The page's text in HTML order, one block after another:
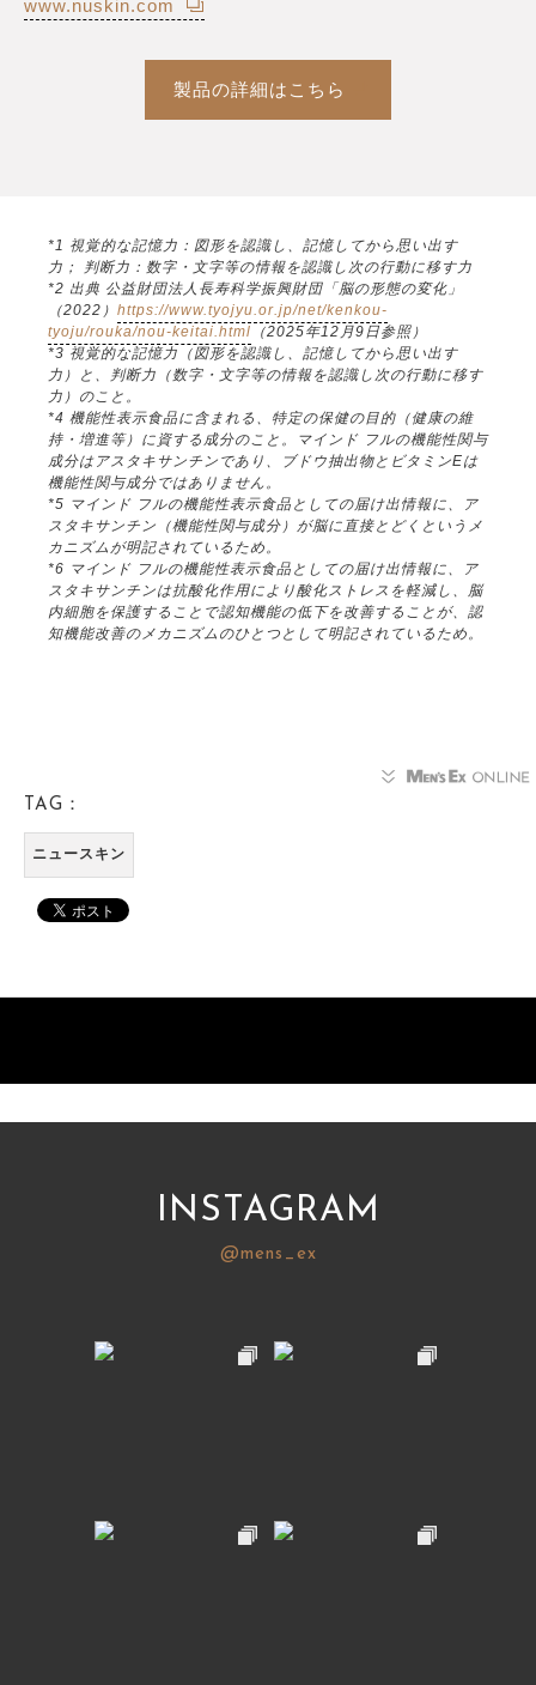
www.nuskin.com
製品の詳細はこちら
*1 視覚的な記憶力：図形を認識し、記憶してから思い出す
力； 判断力：数字・文字等の情報を認識し次の行動に移す力
*2 出典 公益財団法人長寿科学振興財団「脳の形態の変化」
（2022） https://www.tyojyu.or.jp/net/kenkou-
tyoju/rouka/nou-keitai.html （2025年12月9日参照）
*3 視覚的な記憶力（図形を認識し、記憶してから思い出す
力）と、判断力（数字・文字等の情報を認識し次の行動に移す
力）のこと。
*4 機能性表示食品に含まれる、特定の保健の目的（健康の維
持・増進等）に資する成分のこと。マインド フルの機能性関与
成分はアスタキサンチンであり、ブドウ抽出物とビタミンEは
機能性関与成分ではありません。
*5 マインド フルの機能性表示食品としての届け出情報に、ア
スタキサンチン（機能性関与成分）が脳に直接とどくというメ
カニズムが明記されているため。
*6 マインド フルの機能性表示食品としての届け出情報に、ア
スタキサンチンは抗酸化作用により酸化ストレスを軽減し、脳
内細胞を保護することで認知機能の低下を改善することが、認
知機能改善のメカニズムのひとつとして明記されているため。
TAG：
ニュースキン
INSTAGRAM
@mens_ex